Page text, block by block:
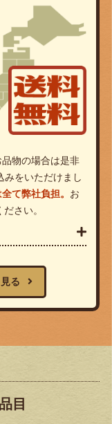
物の場合は是非
みをいただけまし
て弊社負担。 お
さい。
る
目